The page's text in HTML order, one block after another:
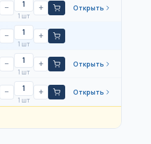
−
1 шт
+ Открыть
−
1 шт
+
−
1 шт
+ Открыть
−
1 шт
+ Открыть